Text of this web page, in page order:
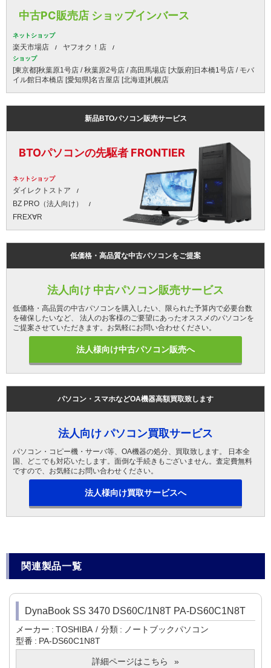
中古PC販売店 ショップインバース
ネットショップ
楽天市場店 ヤフオク！店
ショップ
[東京都]秋葉原1号店 / 秋葉原2号店 / 高田馬場店 [大阪府]日本橋1号店 / モバ
イル館日本橋店 [愛知県]名古屋店 [北海道]札幌店
新品BTOパソコン販売サービス
BTOパソコンの先駆者 FRONTIER
ネットショップ
ダイレクトストア
BZ PRO（法人向け）
FREX∀R
低価格・高品質な中古パソコンをご提案
法人向け 中古パソコン販売サービス
低価格・高品質の中古パソコンを購入したい、限られた予算内で必要台数
を確保したいなど、 法人のお客様のご要望にあったオススメのパソコンを
ご提案させていただきます。お気軽にお問い合わせください。
法人様向け中古パソコン販売へ
パソコン・スマホなどOA機器高額買取致します
法人向け パソコン買取サービス
パソコン・コピー機・サーバ等、OA機器の処分、買取致します。 日本全
国、どこでも対応いたします。面倒な手続きもございません。査定費無料
ですので、お気軽にお問い合わせください。
法人様向け買取サービスへ
関連製品一覧
DynaBook SS 3470 DS60C/1N8T PA-DS60C1N8T
メーカー TOSHIBA 分類
ノートブックパソコン
型番
PA-DS60C1N8T
詳細ページはこちら